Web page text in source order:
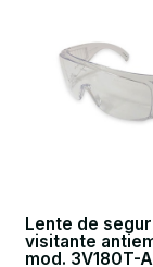
Lente de
visitante
mod. 3V180T-